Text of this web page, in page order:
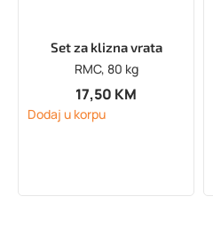
Set za klizna vrata
RMC, 80 kg
17,50 KM
Dodaj u korpu